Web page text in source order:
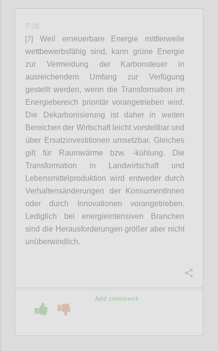
P38
[7]
Weil erneuerbare Energie mittlerweile
wettbewerbsfähig sind, kann grüne Energie
zur Vermeidung der Karbonsteuer in
ausreichendem Umfang zur Verfügung
gestellt werden, wenn die Transformation im
Energiebereich prioritär vorangetrieben wird.
Die Dekarbonisierung ist daher in weiten
Bereichen der Wirtschaft leicht vorstellbar und
über Ersatzinvestitionen umsetzbar. Gleiches
gilt für Raumwärme bzw. -kühlung. Die
Transformation in Landwirtschaft und
Lebensmittelproduktion wird entweder durch
Verhaltensänderungen der KonsumentInnen
oder durch Innovationen vorangetrieben.
Lediglich bei energieintensiven Branchen
sind die Herausforderungen größer aber nicht
unüberwindlich.
Add comment